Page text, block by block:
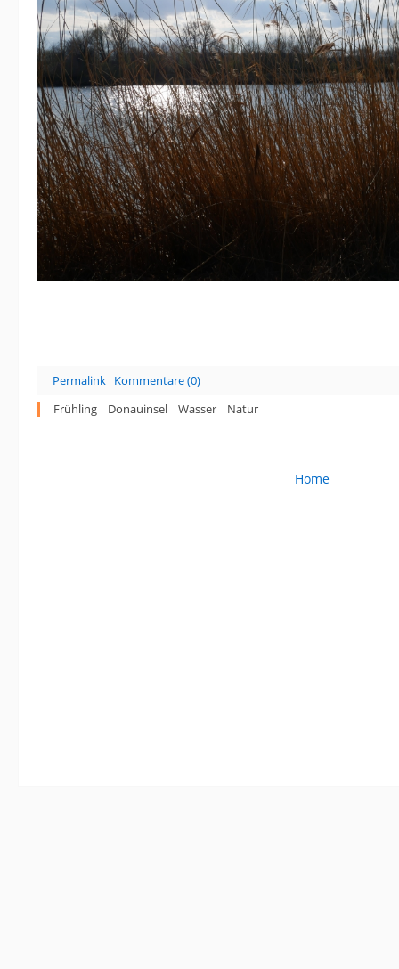
Permalink Kommentare (0)
Frühling
Donauinsel Wasser Natur
Home